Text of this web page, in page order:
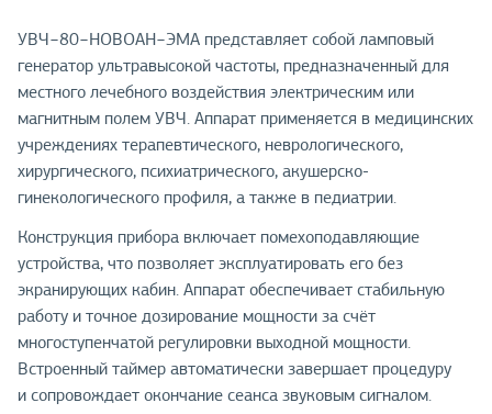
УВЧ−80−НОВОАН−ЭМА представляет собой ламповый
генератор ультравысокой частоты, предназначенный для
местного лечебного воздействия электрическим или
магнитным полем УВЧ. Аппарат применяется в медицинских
учреждениях терапевтического, неврологического,
хирургического, психиатрического, акушерско-
гинекологического профиля, а также в педиатрии.
Конструкция прибора включает помехоподавляющие
устройства, что позволяет эксплуатировать его без
экранирующих кабин. Аппарат обеспечивает стабильную
работу и точное дозирование мощности за счёт
многоступенчатой регулировки выходной мощности.
Встроенный таймер автоматически завершает процедуру
и сопровождает окончание сеанса звуковым сигналом.